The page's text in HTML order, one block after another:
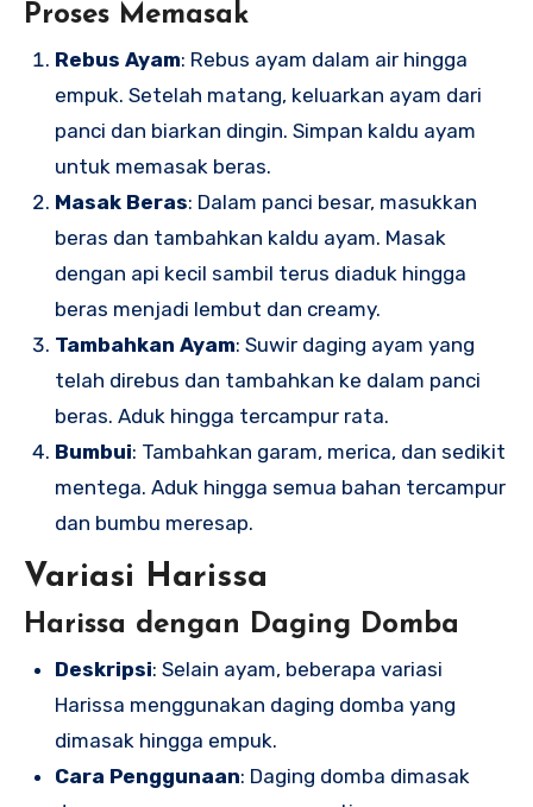
Proses Memasak
Rebus Ayam: Rebus ayam dalam air hingga
empuk. Setelah matang, keluarkan ayam dari
panci dan biarkan dingin. Simpan kaldu ayam
untuk memasak beras.
Masak Beras: Dalam panci besar, masukkan
beras dan tambahkan kaldu ayam. Masak
dengan api kecil sambil terus diaduk hingga
beras menjadi lembut dan creamy.
Tambahkan Ayam: Suwir daging ayam yang
telah direbus dan tambahkan ke dalam panci
beras. Aduk hingga tercampur rata.
Bumbui: Tambahkan garam, merica, dan sedikit
mentega. Aduk hingga semua bahan tercampur
dan bumbu meresap.
Variasi Harissa
Harissa dengan Daging Domba
Deskripsi: Selain ayam, beberapa variasi
Harissa menggunakan daging domba yang
dimasak hingga empuk.
Cara Penggunaan: Daging domba dimasak